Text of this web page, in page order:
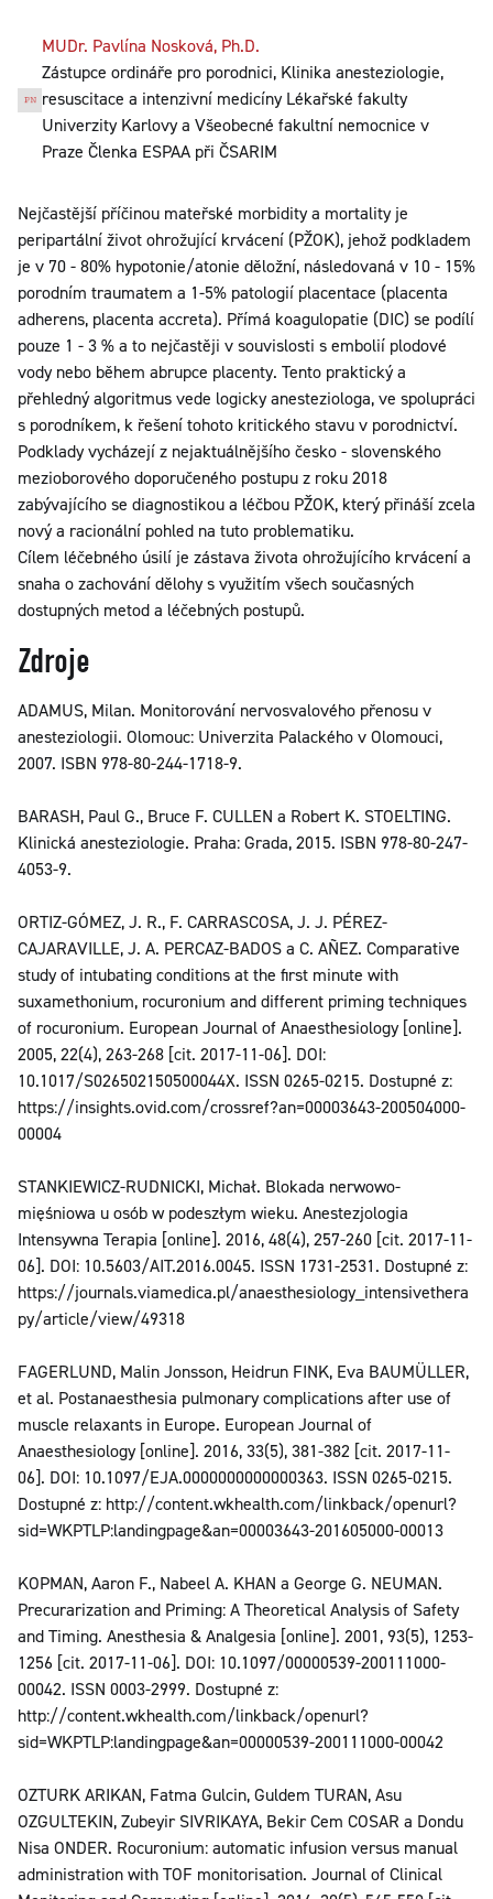
MUDr. Pavlína Nosková, Ph.D.
Zástupce ordináře pro porodnici, Klinika anesteziologie,
resuscitace a intenzivní medicíny Lékařské fakulty
Univerzity Karlovy a Všeobecné fakultní nemocnice v
Praze Členka ESPAA při ČSARIM
Nejčastější příčinou mateřské morbidity a mortality je
peripartální život ohrožující krvácení (PŽOK), jehož podkladem
je v 70 - 80% hypotonie/atonie děložní, následovaná v 10 - 15%
porodním traumatem a 1-5% patologií placentace (placenta
adherens, placenta accreta). Přímá koagulopatie (DIC) se podílí
pouze 1 - 3 % a to nejčastěji v souvislosti s embolií plodové
vody nebo během abrupce placenty. Tento praktický a
přehledný algoritmus vede logicky anesteziologa, ve spolupráci
s porodníkem, k řešení tohoto kritického stavu v porodnictví.
Podklady vycházejí z nejaktuálnějšího česko - slovenského
mezioborového doporučeného postupu z roku 2018
zabývajícího se diagnostikou a léčbou PŽOK, který přináší zcela
nový a racionální pohled na tuto problematiku.
Cílem léčebného úsilí je zástava života ohrožujícího krvácení a
snaha o zachování dělohy s využitím všech současných
dostupných metod a léčebných postupů.
Zdroje
ADAMUS, Milan. Monitorování nervosvalového přenosu v
anesteziologii. Olomouc: Univerzita Palackého v Olomouci,
2007. ISBN 978-80-244-1718-9.
BARASH, Paul G., Bruce F. CULLEN a Robert K. STOELTING.
Klinická anesteziologie. Praha: Grada, 2015. ISBN 978-80-247-
4053-9.
ORTIZ-GÓMEZ, J. R., F. CARRASCOSA, J. J. PÉREZ-
CAJARAVILLE, J. A. PERCAZ-BADOS a C. AÑEZ. Comparative
study of intubating conditions at the first minute with
suxamethonium, rocuronium and different priming techniques
of rocuronium. European Journal of Anaesthesiology [online].
2005, 22(4), 263-268 [cit. 2017-11-06]. DOI:
10.1017/S026502150500044X. ISSN 0265-0215. Dostupné z:
https://insights.ovid.com/crossref?an=00003643-200504000-
00004
STANKIEWICZ-RUDNICKI, Michał. Blokada nerwowo-
mięśniowa u osób w podeszłym wieku. Anestezjologia
Intensywna Terapia [online]. 2016, 48(4), 257-260 [cit. 2017-11-
06]. DOI: 10.5603/AIT.2016.0045. ISSN 1731-2531. Dostupné z:
https://journals.viamedica.pl/anaesthesiology_intensivethera
py/article/view/49318
FAGERLUND, Malin Jonsson, Heidrun FINK, Eva BAUMÜLLER,
et al. Postanaesthesia pulmonary complications after use of
muscle relaxants in Europe. European Journal of
Anaesthesiology [online]. 2016, 33(5), 381-382 [cit. 2017-11-
06]. DOI: 10.1097/EJA.0000000000000363. ISSN 0265-0215.
Dostupné z: http://content.wkhealth.com/linkback/openurl?
sid=WKPTLP:landingpage&an=00003643-201605000-00013
KOPMAN, Aaron F., Nabeel A. KHAN a George G. NEUMAN.
Precurarization and Priming: A Theoretical Analysis of Safety
and Timing. Anesthesia & Analgesia [online]. 2001, 93(5), 1253-
1256 [cit. 2017-11-06]. DOI: 10.1097/00000539-200111000-
00042. ISSN 0003-2999. Dostupné z:
http://content.wkhealth.com/linkback/openurl?
sid=WKPTLP:landingpage&an=00000539-200111000-00042
OZTURK ARIKAN, Fatma Gulcin, Guldem TURAN, Asu
OZGULTEKIN, Zubeyir SIVRIKAYA, Bekir Cem COSAR a Dondu
Nisa ONDER. Rocuronium: automatic infusion versus manual
administration with TOF monitorisation. Journal of Clinical